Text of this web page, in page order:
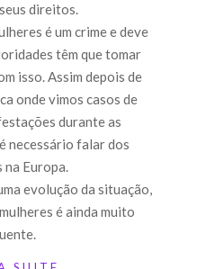
direitos.
é um crime e deve
têm que tomar
isso. Assim depois de
onde vimos casos de
durante as
necessário falar dos
na Europa.
evolução da situação,
é ainda muito